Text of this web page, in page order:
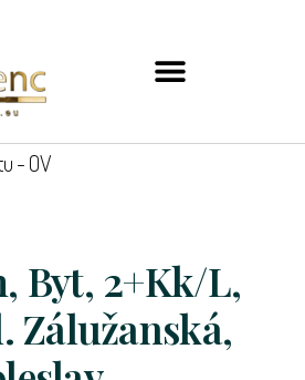
- OV
Byt, 2+kk/L,
Zálužanská,